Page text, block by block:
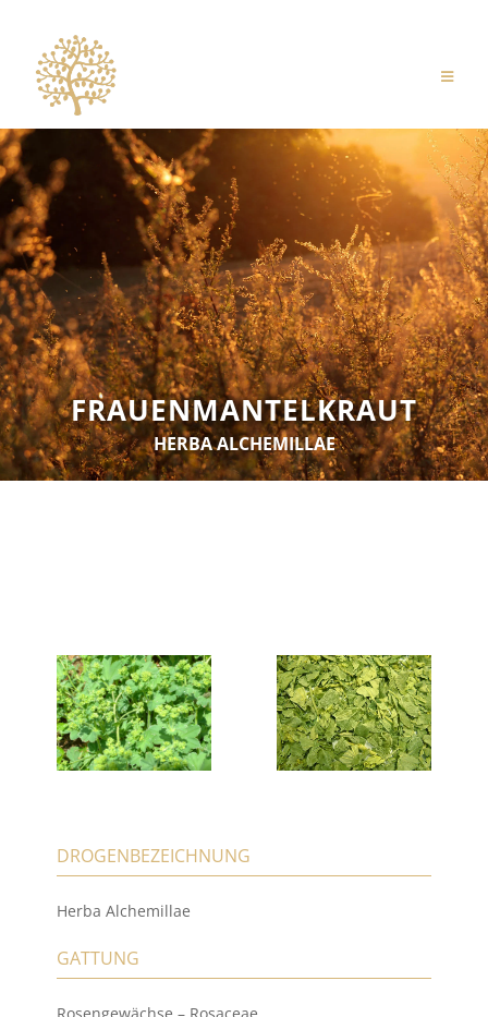
FRAUENMANTELKRAUT
HERBA ALCHEMILLAE
DROGENBEZEICHNUNG
Herba Alchemillae
GATTUNG